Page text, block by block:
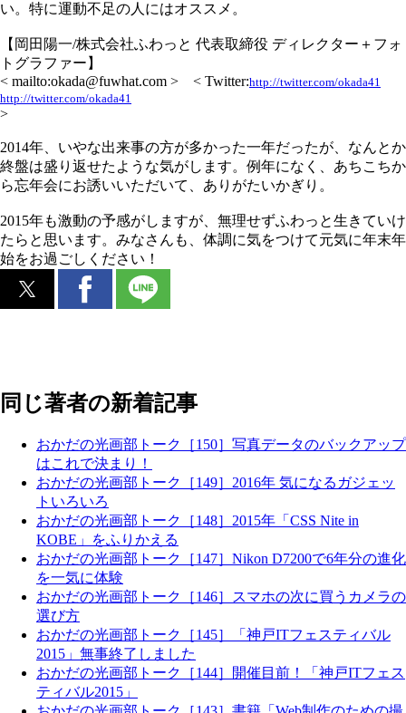
い。特に運動不足の人にはオススメ。
【岡田陽一/株式会社ふわっと 代表取締役 ディレクター＋フォ
トグラファー】
< mailto:okada@fuwhat.com > < Twitter:http://twitter.com/okada41
http://twitter.com/okada41
>
2014年、いやな出来事の方が多かった一年だったが、なんとか
終盤は盛り返せたような気がします。例年になく、あちこちか
ら忘年会にお誘いいただいて、ありがたいかぎり。
2015年も激動の予感がしますが、無理せずふわっと生きていけ
たらと思います。みなさんも、体調に気をつけて元気に年末年
始をお過ごしください！
同じ著者の新着記事
おかだの光画部トーク［150］写真データのバックアップ
はこれで決まり！
おかだの光画部トーク［149］2016年 気になるガジェッ
トいろいろ
おかだの光画部トーク［148］2015年「CSS Nite in
KOBE」をふりかえる
おかだの光画部トーク［147］Nikon D7200で6年分の進化
を一気に体験
おかだの光画部トーク［146］スマホの次に買うカメラの
選び方
おかだの光画部トーク［145］「神戸ITフェスティバル
2015」無事終了しました
おかだの光画部トーク［144］開催目前！「神戸ITフェス
ティバル2015」